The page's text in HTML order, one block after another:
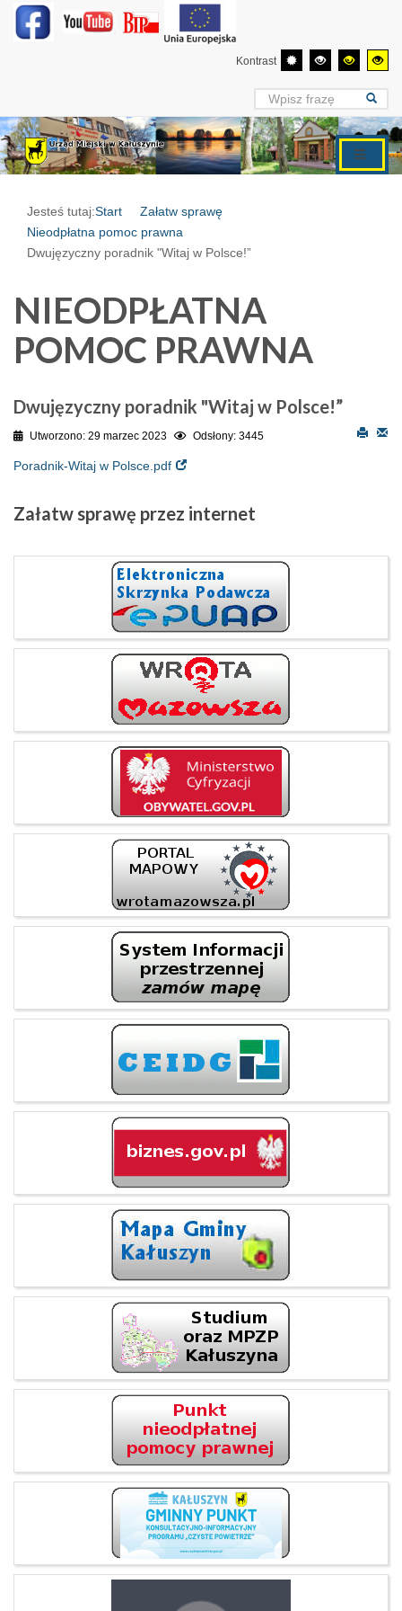
Kontrast
Jesteś tutaj:Start
Załatw sprawę
Nieodpłatna pomoc prawna
Dwujęzyczny poradnik "Witaj w Polsce!”
NIEODPŁATNA
POMOC PRAWNA
Dwujęzyczny poradnik "Witaj w Polsce!”
Utworzono: 29 marzec 2023 Odsłony: 3445
Poradnik-Witaj w Polsce.pdf
Załatw sprawę przez internet